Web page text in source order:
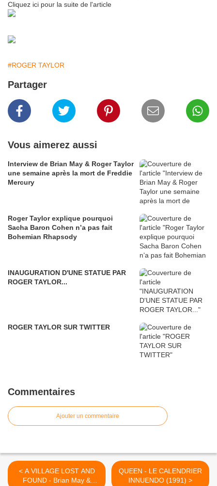
Cliquez ici pour la suite de l'article
#ROGER TAYLOR
Partager
Vous aimerez aussi
Interview de Brian May & Roger Taylor
une semaine après la mort de Freddie
Mercury
Roger Taylor explique pourquoi
Sacha Baron Cohen n’a pas fait
Bohemian Rhapsody
INAUGURATION D'UNE STATUE PAR
ROGER TAYLOR...
ROGER TAYLOR SUR TWITTER
Commentaires
Ajouter un commentaire
< A VILLAGE LOST AND
FOUND - Brian May &
QUEEN - LE CALENDRIER
INNUENDO (1991) >